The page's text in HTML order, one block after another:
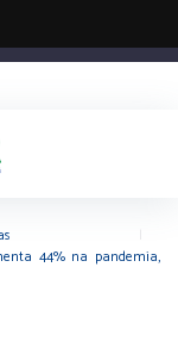
44% na pandemia,